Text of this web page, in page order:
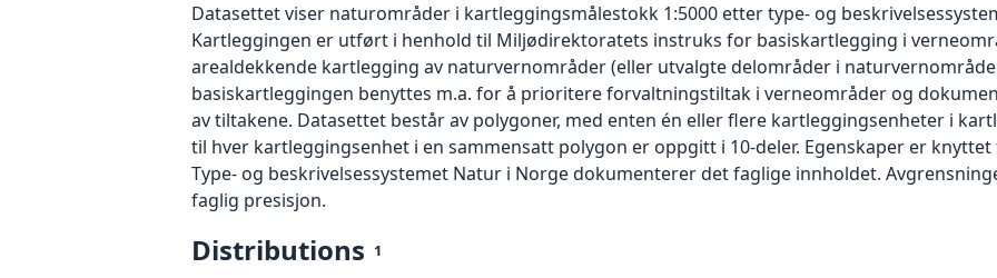
Datasettet viser naturområder i kartleggingsmålestokk 1:5000 etter type- og
Kartleggingen er utført i henhold til Miljødirektoratets instruks for basiskartlegging i
arealdekkende kartlegging av naturvernområder (eller utvalgte delområder i
basiskartleggingen benyttes m.a. for å prioritere forvaltningstiltak i verneområder og
av tiltakene. Datasettet består av polygoner, med enten én eller flere kartleggingsenheter i
til hver kartleggingsenhet i en sammensatt polygon er oppgitt i 10-deler. Egenskaper er
Type- og beskrivelsessystemet Natur i Norge dokumenterer det faglige innholdet.
faglig presisjon.
Distributions 1